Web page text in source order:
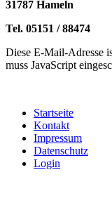
31787 Hameln
Tel. 05151 / 88474
Diese E-Mail-Adresse
muss JavaScript
Startseite
Kontakt
Impressum
Datenschutz
Login